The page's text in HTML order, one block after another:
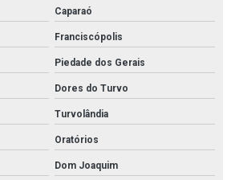
Caparaó
Franciscópolis
Piedade dos Gerais
Dores do Turvo
Turvolândia
Oratórios
Dom Joaquim